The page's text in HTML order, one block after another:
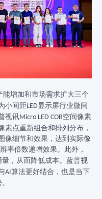
增加和市场需求扩大三个
小间距LED显示屏行业微间
视讯Micro LED COB空间像素
素点重新组合和排列分布，
像细节和效果，达到实际像
率倍数递增效果。此外，
量，从而降低成本。蓝普视
AI算法更好结合，也是当下